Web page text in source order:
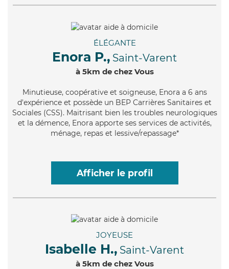
ÉLÉGANTE
Enora P., Saint-Varent
à 5km de chez Vous
Minutieuse, coopérative et soigneuse, Enora a 6 ans
d'expérience et possède un BEP Carrières Sanitaires et
Sociales (CSS). Maitrisant bien les troubles neurologiques
et la démence, Enora apporte ses services de activités,
ménage, repas et lessive/repassage*
Afficher le profil
JOYEUSE
Isabelle H., Saint-Varent
à 5km de chez Vous